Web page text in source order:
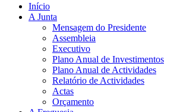
Início
A Junta
Mensagem do Presidente
Assembleia
Executivo
Plano Anual de Investimentos
Plano Anual de Actividades
Relatório de Actividades
Actas
Orçamento